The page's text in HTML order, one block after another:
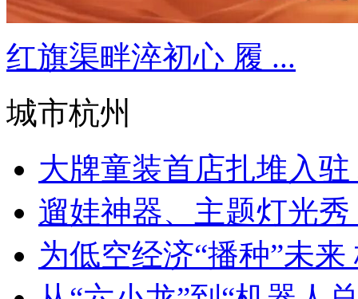
红旗渠畔淬初心 履 ...
城市杭州
大牌童装首店扎堆入
遛娃神器、主题灯光秀
为低空经济“播种”未